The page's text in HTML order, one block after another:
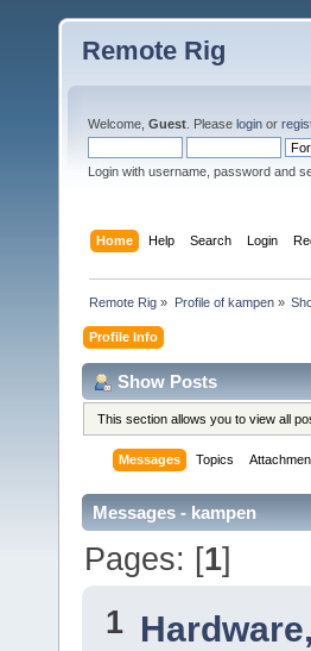
Remote Rig
Welcome, Guest . Please login or
Login with username, password and
Home Help Search Login
Remote Rig » Profile of kampen»
Profile Info
Show Posts
This section allows you to view all
Messages Topics
Messages - kampen
Pages: [1]
1